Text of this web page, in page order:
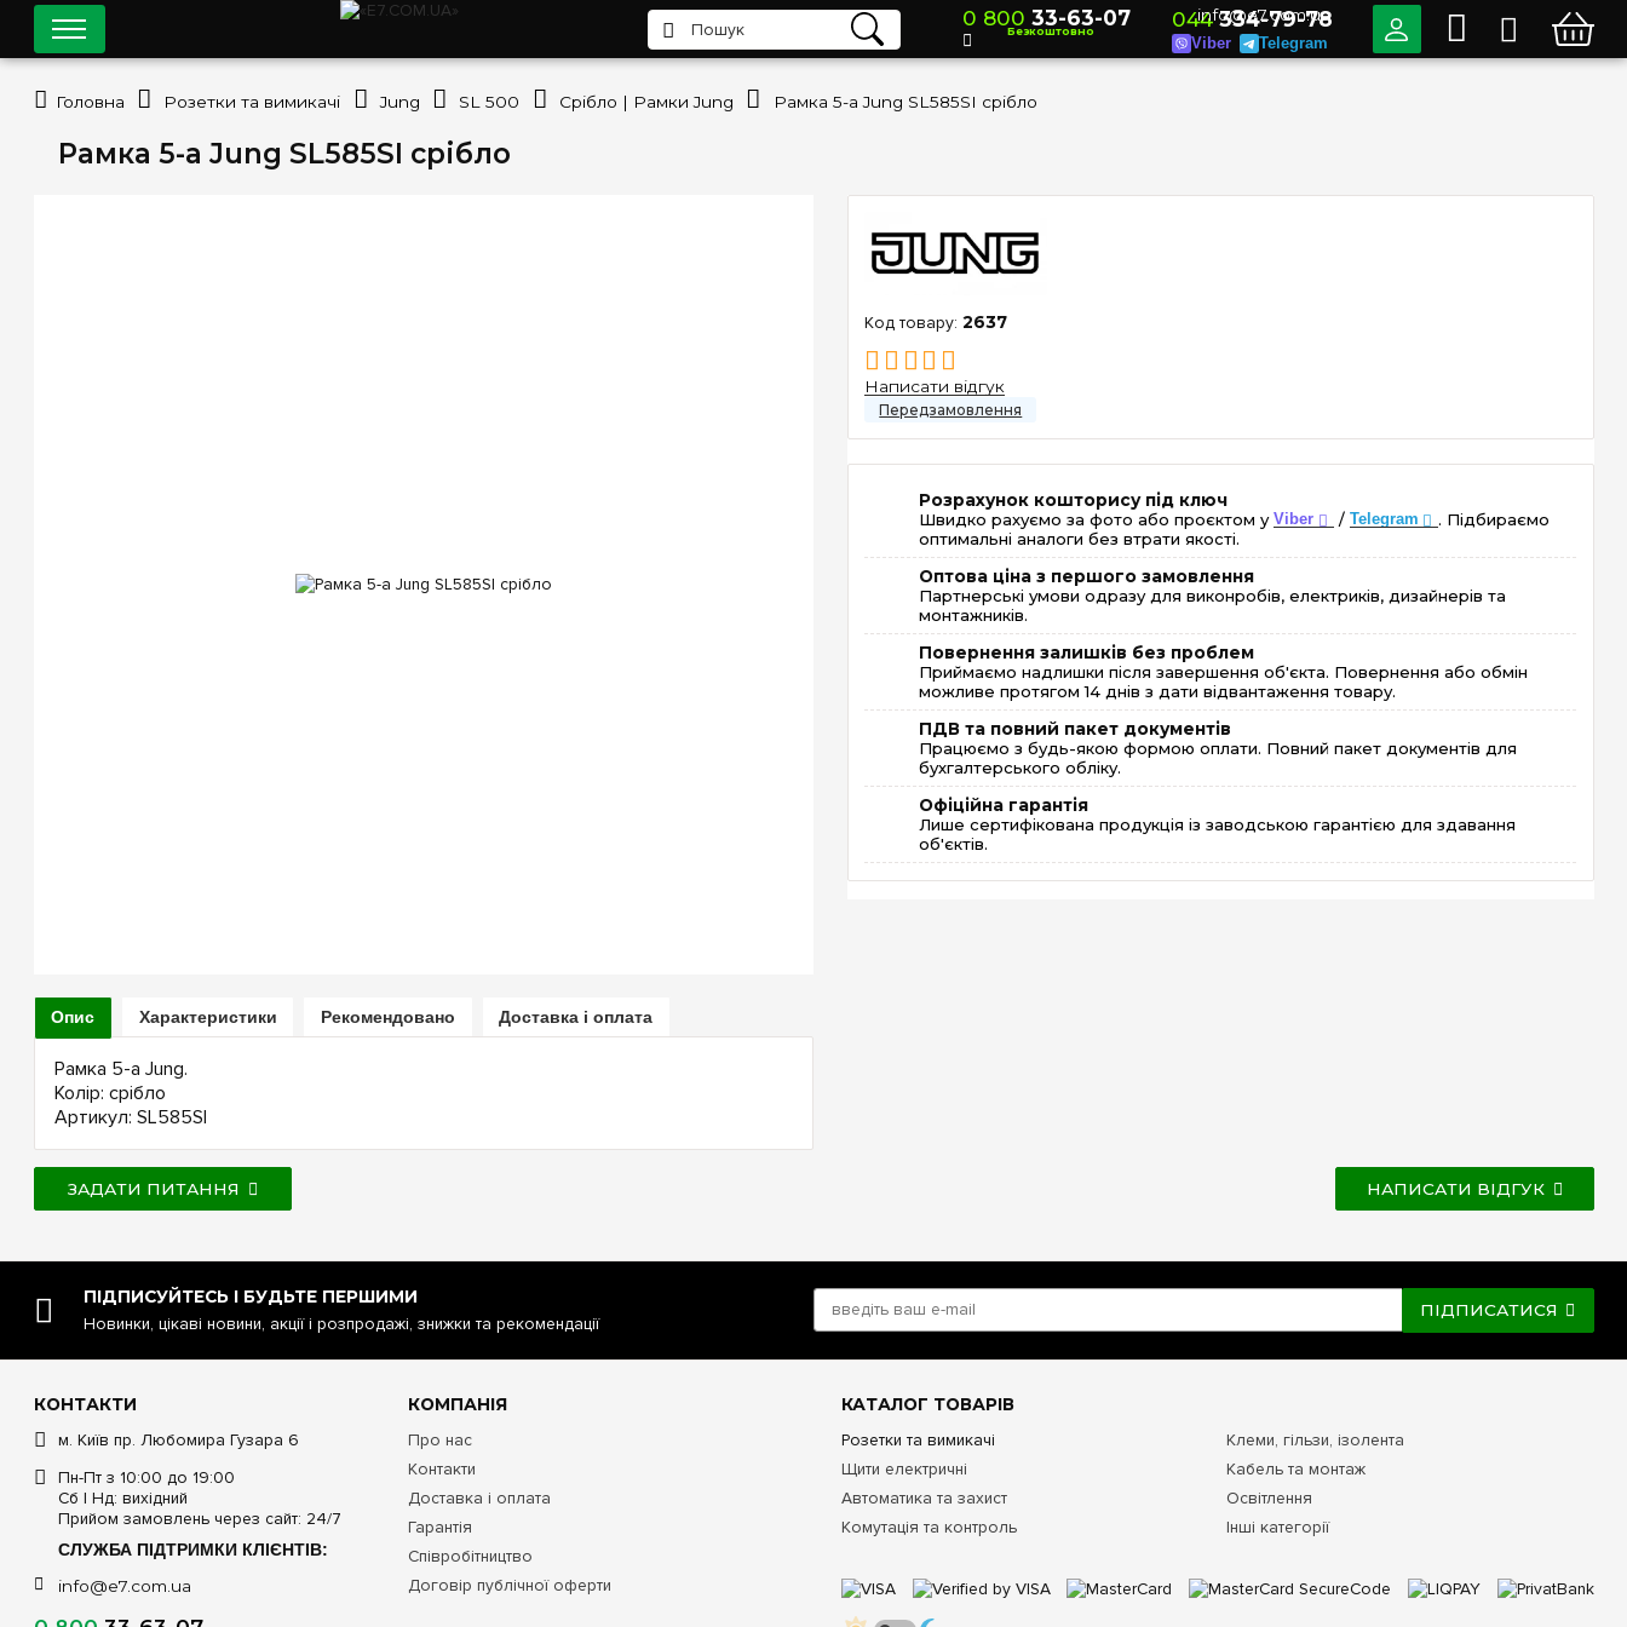
Рамка 5-а Jung SL585SI срібло
2637
Написати відгук
Розрахунок кошторису під ключ
Швидко рахуємо за фото або проєктом уViber / Telegram
. Підбираємо
оптимальні аналоги без втрати якості.
Оптова ціна з першого замовлення
Партнерські умови одразу для виконробів, електриків, дизайнерів та
монтажників.
Повернення залишків без проблем
Приймаємо надлишки після завершення об'єкта. Повернення або обмін
можливе протягом 14 днів з дати відвантаження товару.
ПДВ та повний пакет документів
Працюємо з будь-якою формою оплати. Повний пакет документів для
бухгалтерського обліку.
Офіційна гарантія
Лише сертифікована продукція із заводською гарантією для здавання
об'єктів.
Опис Характеристики Рекомендовано Доставка і оплата
Рамка 5-а Jung.
Колір: срібло
Артикул: SL585SI
ЗАДАТИ ПИТАННЯ НАПИСАТИ ВІДГУК
0 800 33-63-07
Безкоштовно
info@e7.com.ua
044334-79-78
Viber Telegram
Головна Розетки та вимикачі Jung SL 500 Срібло | Рамки Jung Рамка 5-а Jung SL585SI срібло
ПІДПИСУЙТЕСЬ І БУДЬТЕ ПЕРШИМИ
Новинки, цікаві новини, акції і розпродажі, знижки та рекомендації
ПІДПИСАТИСЯ
КОНТАКТИ
м. Київ пр. Любомира Гузара 6
Пн-Пт з 10:00 до 19:00
Сб | Нд: вихідний
Прийом замовлень через сайт: 24/7
СЛУЖБА ПІДТРИМКИ КЛІЄНТІВ:
info@e7.com.ua
КОМПАНІЯ
Про нас
Контакти
Доставка і оплата
Гарантія
Співробітництво
Договір публічної оферти
КАТАЛОГ ТОВАРІВ
Розетки та вимикачі
Щити електричні
Автоматика та захист
Комутація та контроль
Клеми, гільзи, ізолента
Кабель та монтаж
Освітлення
Інші категорії